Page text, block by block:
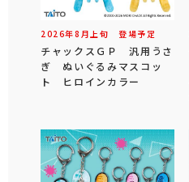
2026年8 月 上旬 登場予定
チャックスＧＰ 汎用うさ
ぎ ぬいぐるみマスコッ
ト ヒロインカラー